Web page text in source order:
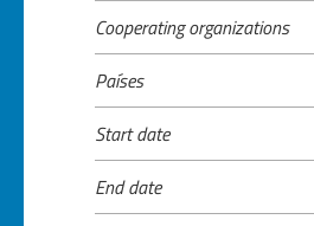
Cooperating organizations
Países
Start date
End date